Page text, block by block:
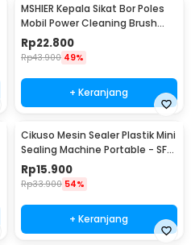
MSHIER Kepala Sikat Bor Poles
Mobil Power Cleaning Brush
Head 3 PCS - DB003B
Rp22.800
Rp43.900 49%
+ Keranjang
Cikuso Mesin Sealer Plastik Mini
Sealing Machine Portable - SF-
301
Rp15.900
Rp33.900 54%
+ Keranjang